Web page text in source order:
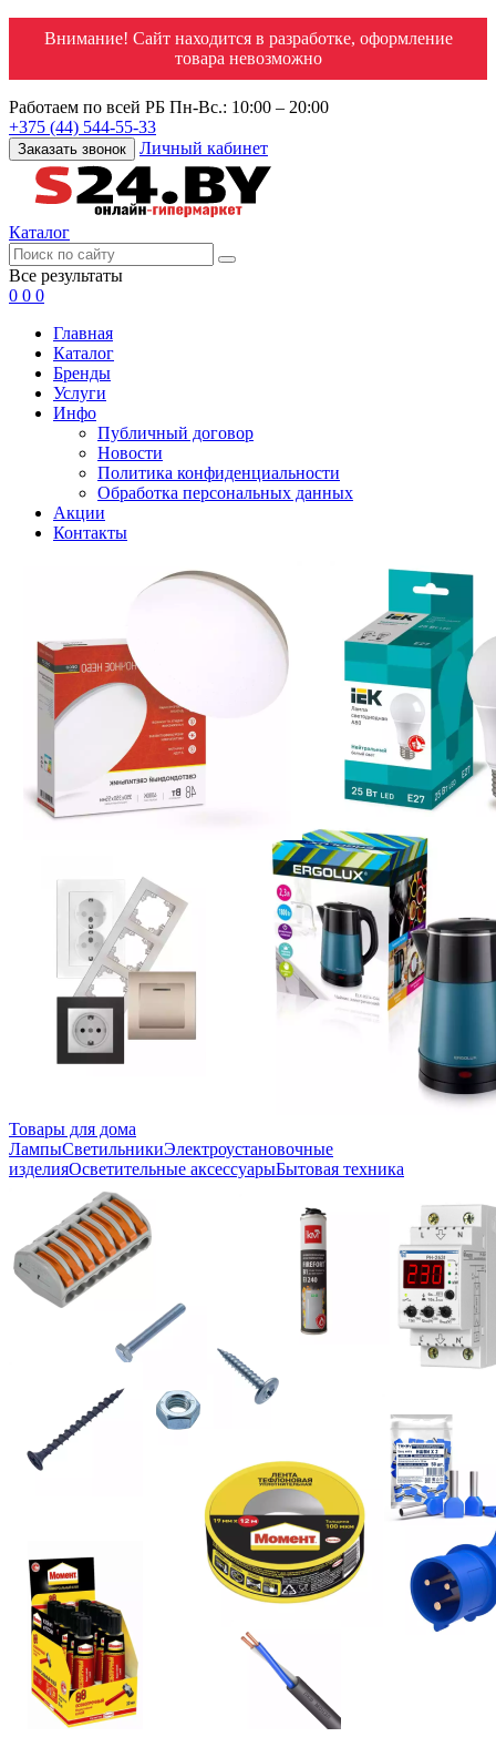
Внимание! Сайт находится в разработке, оформление
товара невозможно
Работаем по всей РБ Пн-Вс.: 10:00 – 20:00
+375 (44) 544-55-33
Заказать звонок Личный кабинет
Каталог
Все результаты
0 0 0
Главная
Каталог
Бренды
Услуги
Инфо
Публичный договор
Новости
Политика конфиденциальности
Обработка персональных данных
Акции
Контакты
Товары для дома
ЛампыСветильникиЭлектроустановочные
изделияОсветительные аксессуарыБытовая техника